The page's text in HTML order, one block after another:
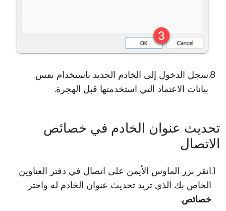
سجل الدخول إلى الخادم الجديد باستخدام نفس
بيانات الاعتماد التي استخدمتها قبل الهجرة.
تحديث عنوان الخادم في خصائص
الاتصال
انقر بزر الماوس الأيمن على اتصال في دفتر العناوين
الخاص بك الذي تريد تحديث عنوان الخادم له واختر
خصائص.